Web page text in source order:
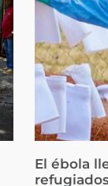
El ébola